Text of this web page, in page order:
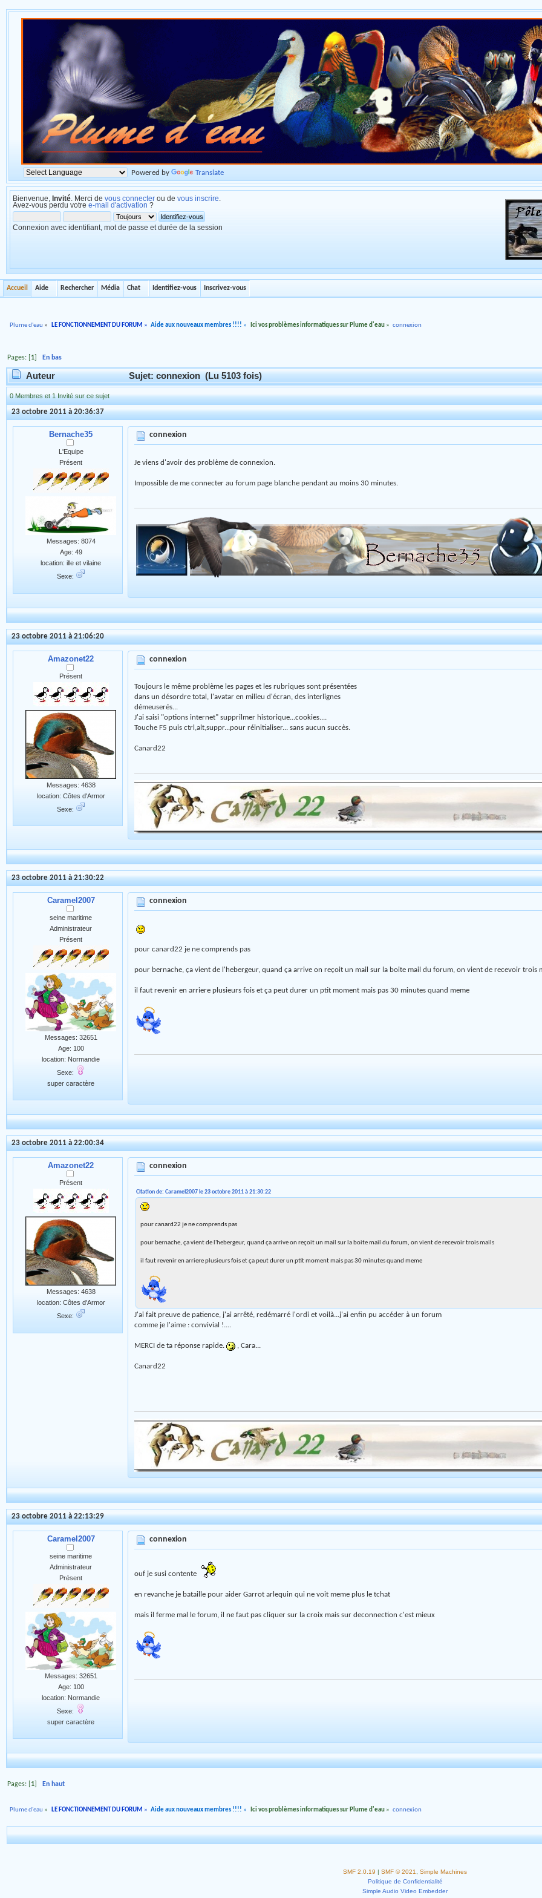
Powered by Translate
Bienvenue, Invité . Merci de vous connecter ou de vous inscrire
Avez-vous perdu votre e-mail d'activation ?
Connexion avec identifiant, mot de passe et durée de la session
Accueil Aide Rechercher Média Chat Identifiez-vous Inscrivez-vous
Plume d'eau » LE FONCTIONNEMENT DU FORUM » Aide aux nouveaux membres !!!! » Ici vos problèmes informatiques sur Plume d'eau» connexion
Pages: [ 1 En bas
Auteur Sujet: connexion (Lu 5103 fois)
0 Membres et 1 Invité sur ce sujet
23 octobre 2011 à 20:36:37
Bernache35
L'Equipe
Présent
Messages: 8074
Age: 49
location: ille et vilaine
Sexe:
connexion
Je viens d'avoir des problème de connexion.
Impossible de me connecter au forum page blanche pendant au moins 30 minutes.
23 octobre 2011 à 21:06:20
Amazonet22
Présent
Messages: 4638
location: Côtes d'Armor
Sexe:
connexion
Toujours le même problème les pages et les rubriques sont présentées
dans un désordre total, l'avatar en milieu d'écran, des interlignes
démeuserés...
J'ai saisi "options internet" supprilmer historique...cookies....
Touche F5 puis ctrl,alt,suppr...pour réinitialiser... sans aucun succès.
Canard22
23 octobre 2011 à 21:30:22
Caramel2007
seine maritime
Administrateur
Présent
Messages: 32651
Age: 100
location: Normandie
Sexe:
super caractère
connexion
pour canard22 je ne comprends pas
pour bernache, ça vient de l'hebergeur, quand ça arrive on reçoit un mail sur la boite mail du forum, on vient de recevoir trois
il faut revenir en arriere plusieurs fois et ça peut durer un ptit moment mais pas 30 minutes quand meme
23 octobre 2011 à 22:00:34
Amazonet22
Présent
Messages: 4638
location: Côtes d'Armor
Sexe:
connexion
Citation de: Caramel2007 le 23 octobre 2011 à 21:30:22
pour canard22 je ne comprends pas
pour bernache, ça vient de l'hebergeur, quand ça arrive on reçoit un mail sur la boite mail du forum, on vient de recevoir trois mails
il faut revenir en arriere plusieurs fois et ça peut durer un ptit moment mais pas 30 minutes quand meme
J'ai fait preuve de patience, j'ai arrêté, redémarré l'ordi et voilà...j'ai enfin pu accéder à un forum
comme je l'aime : convivial !....
MERCI de ta réponse rapide. , Cara...
Canard22
23 octobre 2011 à 22:13:29
Caramel2007
seine maritime
Administrateur
Présent
Messages: 32651
Age: 100
location: Normandie
Sexe:
super caractère
connexion
ouf je susi contente
en revanche je bataille pour aider Garrot arlequin qui ne voit meme plus le tchat
mais il ferme mal le forum, il ne faut pas cliquer sur la croix mais sur deconnection c'est mieux
Pages: [ 1
En haut
Plume d'eau » LE FONCTIONNEMENT DU FORUM » Aide aux nouveaux membres !!!! » Ici vos problèmes informatiques sur Plume d'eau» connexion
SMF 2.0.19 | SMF © 2021
Simple Machines
Politique de Confidentialité
Simple Audio Video Embedder